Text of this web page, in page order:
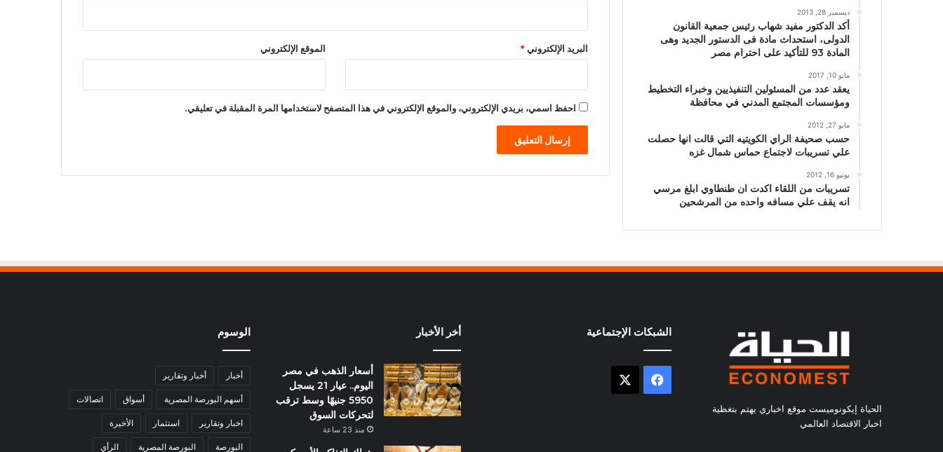
البريد الإلكتروني* الموقع الإلكتروني
احفظ اسمي، بريدي الإلكتروني، والموقع الإلكتروني في هذا المتصفح لاستخدامها المرة المقبلة في تعليقي.
ديسمبر 28, 2013
أكد الدكتور مفيد شهاب رئيس جمعية القانون
الدولى، استحداث مادة فى الدستور الجديد وهى
المادة 93 للتأكيد على احترام مصر
مايو 10, 2017
يعقد عدد من المسئولين التنفيذيين وخبراء التخطيط
ومؤسسات المجتمع المدني في محافظة
مايو 27, 2012
حسب صحيفة الراي الكويتيه التي قالت انها حصلت
علي تسريبات لاجتماع حماس شمال غزه
يونيو 16, 2012
تسريبات من اللقاء اكدت ان طنطاوي ابلغ مرسي
انه يقف علي مسافه واحده من المرشحين
الحياة إيكونوميست موقع اخباري يهتم بتغظية
اخبار الاقتصاد العالمي
الشبكات الإجتماعية
فيسبوك
أخر الأخبار
أسعار الذهب في مصر
اليوم.. عيار 21 يسجل
5950 جنيهًا وسط ترقب
لتحركات السوق
منذ 23 ساعة
الوسوم
أخبار أخبار وتقارير
أسهم البورصة المصرية أسواق اتصالات
اخبار وتقارير استثمار الأخيرة
البورصة البورصة المصرية الرأي